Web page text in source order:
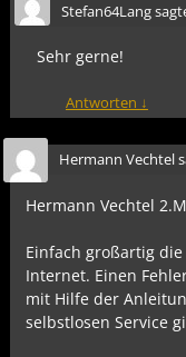
Stefan64Lang
Sehr gerne!
Antworten ↓
Hermann Vechtel
Hermann Vechtel
Einfach großartig
Internet. Einen
mit Hilfe der
selbstlosen Service